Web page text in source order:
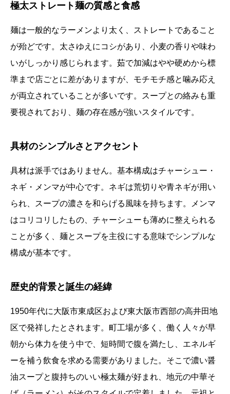
極太ストレート麺の質感と食感
麺は一般的なラーメンより太く、ストレートであること
が殆どです。太さゆえにコシがあり、小麦の香りや味わ
いがしっかり感じられます。茹で加減はやや硬めから標
準まで店ごとに差がありますが、モチモチ感と噛み応え
が両立されていることが多いです。スープとの絡みも重
要視されており、麺の存在感が強いスタイルです。
具材のシンプルさとアクセント
具材は派手ではありません。基本構成はチャーシュー・
ネギ・メンマが中心です。ネギは荒切りや青ネギが用い
られ、スープの濃さを和らげる風味を持ちます。メンマ
はコリコリしたもの、チャーシューも薄めに整えられる
ことが多く、麺とスープを主役にする意味でシンプルな
構成が基本です。
歴史的背景と誕生の経緯
1950年代に大阪市東成区および東大阪市西部の高井田地
区で発祥したとされます。町工場が多く、働く人々が早
朝から体力を使う中で、短時間で腹を満たし、エネルギ
ーを補う飲食を求める需要がありました。そこで濃い醤
油スープと腹持ちのいい極太麺が好まれ、地元の中華そ